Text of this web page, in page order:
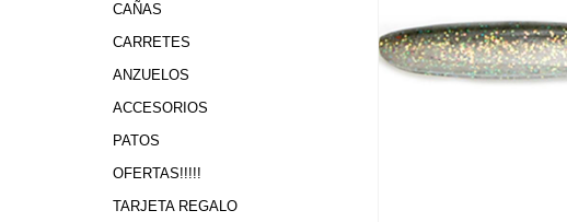
CAÑAS
CARRETES
ANZUELOS
ACCESORIOS
PATOS
OFERTAS!!!!!
TARJETA REGALO